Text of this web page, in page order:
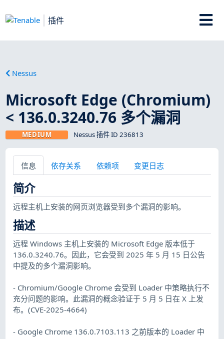
插件
Nessus
Microsoft Edge (Chromium)
< 136.0.3240.76 多个漏洞
MEDIUM Nessus 插件 ID 236813
信息 依存关系 依赖项 变更日志
简介
远程主机上安装的网页浏览器受到多个漏洞的影响。
描述
远程 Windows 主机上安装的 Microsoft Edge 版本低于
136.0.3240.76。因此，它会受到 2025 年 5 月 15 日公告
中提及的多个漏洞影响。
- Chromium/Google Chrome 会受到 Loader 中策略执行不
充分问题的影响。此漏洞的概念验证于 5 月 5 日在 X 上发
布。(CVE-2025-4664)
- Google Chrome 136.0.7103.113 之前版本的 Loader 中